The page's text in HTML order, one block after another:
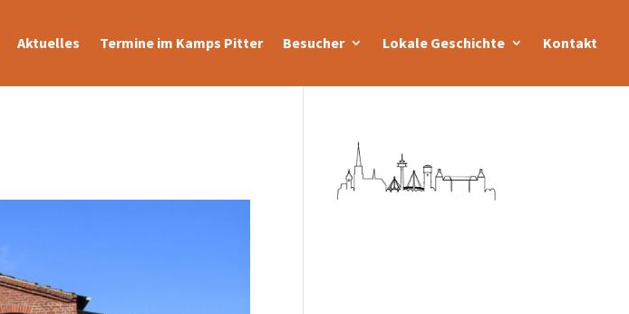
Aktuelles Termine im Kamps Pitter Besucher Lokale Geschichte Kontakt